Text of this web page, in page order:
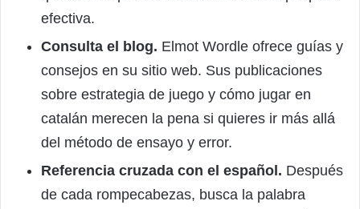
efectiva.
Consulta el blog. Elmot Wordle ofrece guías y
consejos en su sitio web. Sus publicaciones
sobre estrategia de juego y cómo jugar en
catalán merecen la pena si quieres ir más allá
del método de ensayo y error.
Referencia cruzada con el español. Después
de cada rompecabezas, busca la palabra